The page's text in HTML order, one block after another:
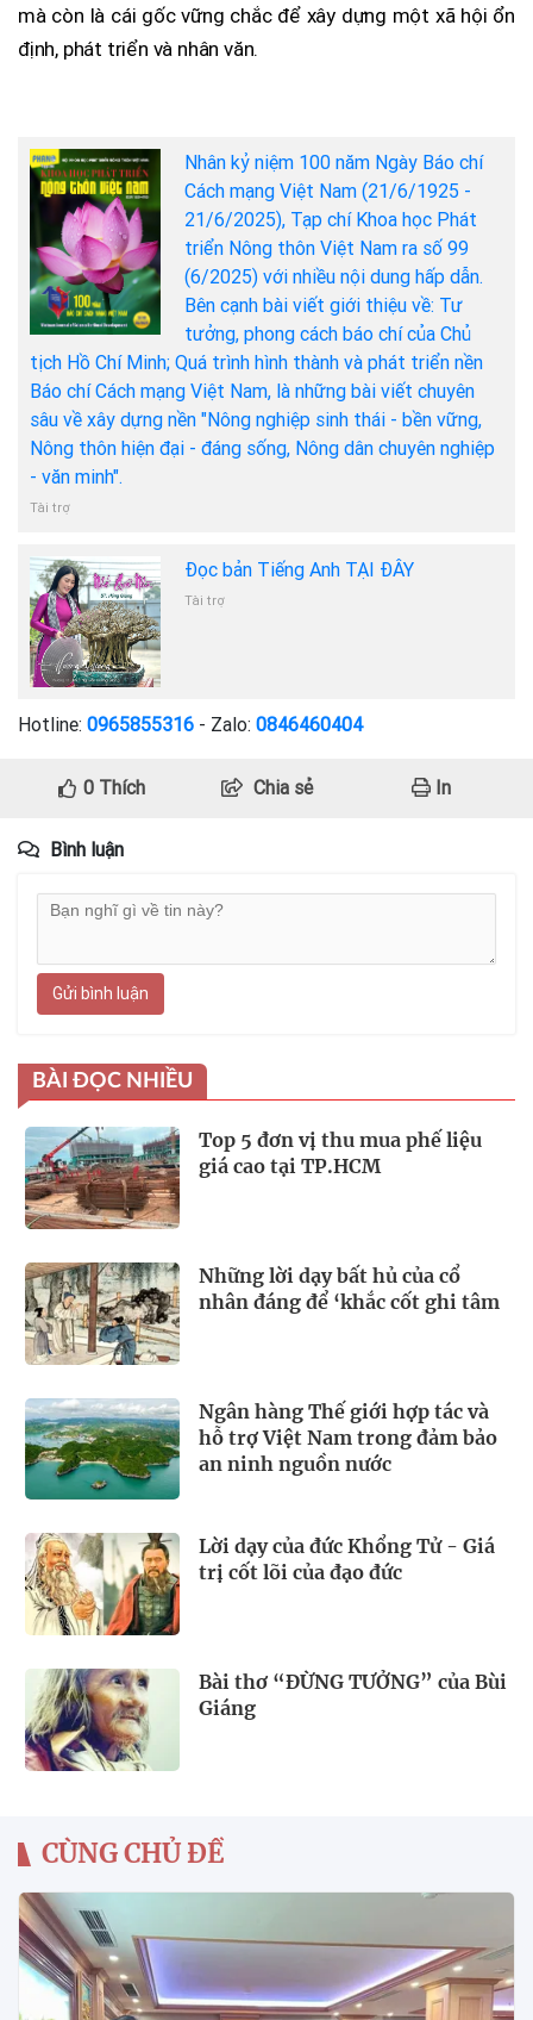
mà còn là cái gốc vững chắc để xây dựng một xã hội ổn
định, phát triển và nhân văn.
Nhân kỷ niệm 100 năm Ngày Báo chí
Cách mạng Việt Nam (21/6/1925 -
21/6/2025), Tạp chí Khoa học Phát
triển Nông thôn Việt Nam ra số 99
(6/2025) với nhiều nội dung hấp dẫn.
Bên cạnh bài viết giới thiệu về: Tư
tưởng, phong cách báo chí của Chủ
tịch Hồ Chí Minh; Quá trình hình thành và phát triển nền
Báo chí Cách mạng Việt Nam, là những bài viết chuyên
sâu về xây dựng nền "Nông nghiệp sinh thái - bền vững,
Nông thôn hiện đại - đáng sống, Nông dân chuyên nghiệp
- văn minh".
Tài trợ
Đọc bản Tiếng Anh TẠI ĐÂY
Tài trợ
Hotline: 0965855316 - Zalo: 0846460404
0Thích Chia sẻ In
Bình luận
Gửi bình luận
BÀI ĐỌC NHIỀU
Top 5 đơn vị thu mua phế liệu
giá cao tại TP.HCM
Những lời dạy bất hủ của cổ
nhân đáng để ‘khắc cốt ghi tâm
Ngân hàng Thế giới hợp tác và
hỗ trợ Việt Nam trong đảm bảo
an ninh nguồn nước
Lời dạy của đức Khổng Tử - Giá
trị cốt lõi của đạo đức
Bài thơ “ĐỪNG TƯỞNG” của Bùi
Giáng
CÙNG CHỦ ĐỀ